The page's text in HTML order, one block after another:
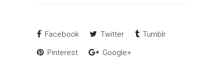
Facebook Twitter Tumblr
Pinterest Google+